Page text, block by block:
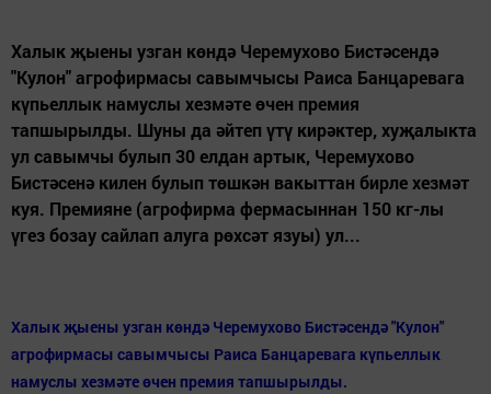
Халык җыены узган көндә Черемухово Бистәсендә
"Кулон" агрофирмасы савымчысы Раиса Банцаревага
күпьеллык намуслы хезмәте өчен премия
тапшырылды. Шуны да әйтеп үтү кирәктер, хуҗалыкта
ул савымчы булып 30 елдан артык, Черемухово
Бистәсенә килен булып төшкән вакыттан бирле хезмәт
куя. Премияне (агрофирма фермасыннан 150 кг-лы
үгез бозау сайлап алуга рөхсәт язуы) ул...
Халык җыены узган көндә Черемухово Бистәсендә "Кулон"
агрофирмасы савымчысы Раиса Банцаревага күпьеллык
намуслы хезмәте өчен премия тапшырылды.